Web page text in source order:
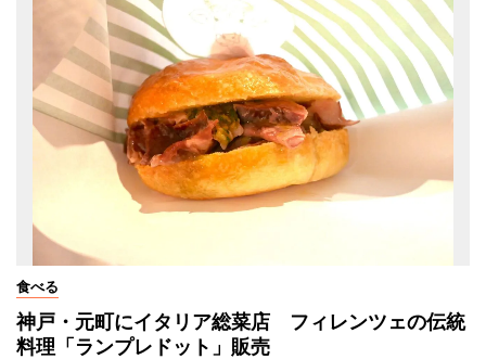
食べる
神戸・元町にイタリア総菜店 フィレンツェの伝統
料理「ランプレドット」販売